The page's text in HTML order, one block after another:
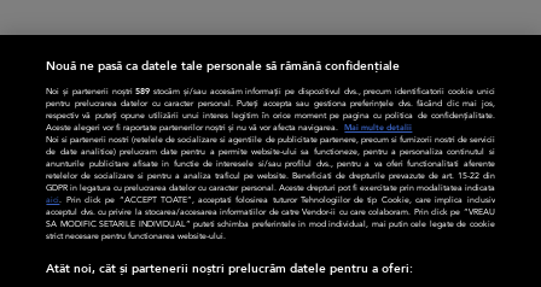
LIFESTYLE
Familie
DIVERSE
CaTine
Nouă ne pasă ca datele tale personale să rămână confidențiale
Noi și partenerii noștri589 stocăm și/sau accesăm informații pe dispozitivul dvs., precum identificatorii cookie unici
pentru prelucrarea datelor cu caracter personal. Puteți accepta sau gestiona preferințele dvs. făcând clic mai jos,
respectiv vă puteți opune utilizării unui interes legitim în orice moment pe pagina cu politica de confidențialitate.
Aceste alegeri vor fi raportate partenerilor noștri și nu vă vor afecta navigarea. Mai multe detalii
Noi si partenerii nostri (retelele de socializare si agentiile de publicitate partenere, precum si furnizorii nostri de servicii
de date analitice) prelucram date pentru a permite website-ului sa functioneze, pentru a personaliza continutul si
anunturile publicitare afisate in functie de interesele si/sau profilul dvs., pentru a va oferi functionalitati aferente
retelelor de socializare si pentru a analiza traficul pe website. Beneficiati de drepturile prevazute de art. 15-22 din
GDPR in legatura cu prelucrarea datelor cu caracter personal. Aceste drepturi pot fi exercitate prin modalitatea indicata
aici. Prin click pe “ACCEPT TOATE”, acceptati folosirea tuturor Tehnologiilor de tip Cookie, care implica inclusiv
acceptul dvs. cu privire la stocarea/accesarea informatiilor de catre Vendor-ii cu care colaboram. Prin click pe “VREAU
SA MODIFIC SETARILE INDIVIDUAL” puteti schimba preferintele in mod individual, mai putin cele legate de cookie
strict necesare pentru functionarea website-ului.
Atât noi, cât și partenerii noștri prelucrăm datele pentru a oferi: